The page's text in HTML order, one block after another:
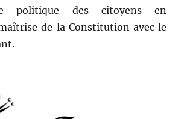
poli­tique des citoyens en
de la Con­sti­tu­tion avec le